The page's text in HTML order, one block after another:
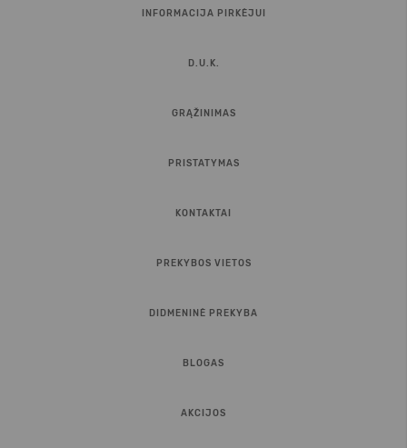
INFORMACIJA PIRKĖJUI
D.U.K.
GRĄŽINIMAS
PRISTATYMAS
KONTAKTAI
PREKYBOS VIETOS
DIDMENINĖ PREKYBA
BLOGAS
AKCIJOS